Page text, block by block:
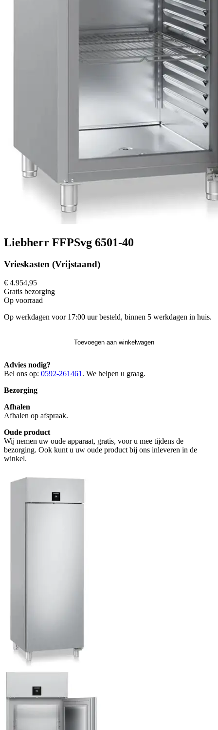
Liebherr FFPSvg 6501-40
Vrieskasten (Vrijstaand)
€ 4.954,95
Gratis bezorging
Op voorraad
Op werkdagen voor 17:00 uur besteld, binnen 5 werkdagen in huis.
Toevoegen aan winkelwagen
Advies nodig?
Bel ons op: 0592-261461 . We helpen u graag.
Bezorging
Afhalen
Afhalen op afspraak.
Oude product
Wij nemen uw oude apparaat, gratis, voor u mee tijdens de
bezorging. Ook kunt u uw oude product bij ons inleveren in de
winkel.